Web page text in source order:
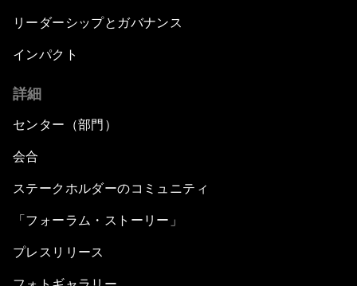
リーダーシップとガバナンス
インパクト
詳細
センター（部門）
会合
ステークホルダーのコミュニティ
「フォーラム・ストーリー」
プレスリリース